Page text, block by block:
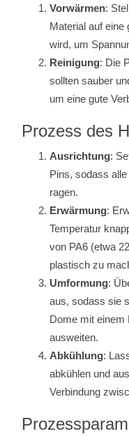
Vorwärmen:
Material auf eine
wird, um
Reinigung: Die
sollten sauber
um eine gute
Prozess des
Ausrichtung:
Pins, sodass
ragen.
Erwärmung:
Temperatur
von PA6 (etwa
plastisch zu
Umformung:
aus, sodass sie
Dome mit
ausweiten.
Abkühlung:
abkühlen und
Verbindung